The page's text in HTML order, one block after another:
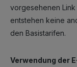
vorgesehenen
entstehen keine
den Basistarifen.
Verwendung der